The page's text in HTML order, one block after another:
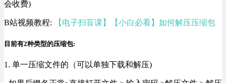
会收费)
B站视频教程: 【电子扫盲课】【小白必看】如何解压压缩包
目前有2种类型的压缩包:
1. 单一压缩文件的（可以单独下载和解压)